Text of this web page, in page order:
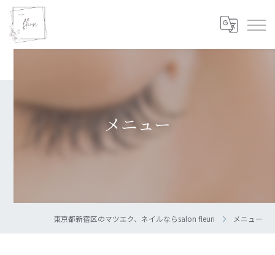
メニュー
東京都新宿区のマツエク、ネイルならsalon fleuri メニュー